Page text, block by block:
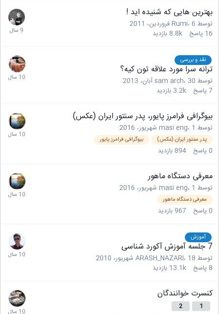
بهترین هایی که شنیده اید !
توسط Rumi ،6 فروردین، 2011
16 پاسخ 8.8k بازدید
نقد و بررسی
ترانه سرا مورد علاقه تون کیه؟
توسط sam arch ،30 آبان، 2013
7پاسخ 3.2k بازدید
بیوگرافی فرامرز پایور، پدر سنتور ایران (عکس)
توسط masi eng ، 1 شهریور، 2016
پدر سنتور ایران (عکس) بیوگرافی فرامرز پایور
0پاسخ 894 بازدید
معرفی دستگاه ماهور
توسط masi eng ، 1 شهریور، 2016
معرفی دستگاه ماهور
0پاسخ 967بازدید
آموزش
7 جلسه آموزش آکورد شناسی
توسط ARASH_NAZARI ،18 شهریور، 2010
8 پاسخ 13.1k بازدید
کنسرت خوانندگان
1
2